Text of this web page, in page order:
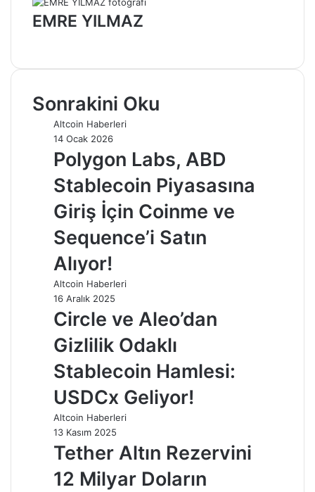
EMRE YILMAZ
Sonrakini Oku
Altcoin Haberleri
14 Ocak 2026
Polygon Labs, ABD
Stablecoin Piyasasına
Giriş İçin Coinme ve
Sequence’i Satın
Alıyor!
Altcoin Haberleri
16 Aralık 2025
Circle ve Aleo’dan
Gizlilik Odaklı
Stablecoin Hamlesi:
USDCx Geliyor!
Altcoin Haberleri
13 Kasım 2025
Tether Altın Rezervini
12 Milyar Doların